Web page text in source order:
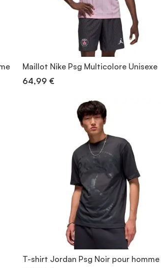
Maillot Nike Psg Multicolore Unisexe
64,99 €
T-shirt Jordan Psg Noir pour homme